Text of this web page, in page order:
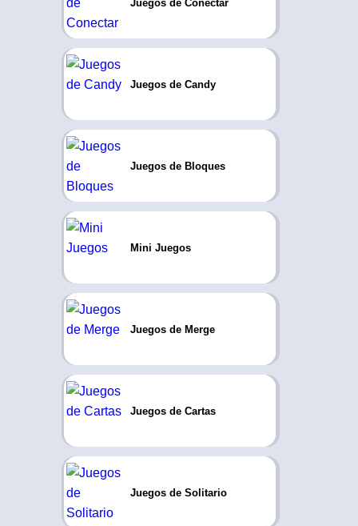
Juegos de Conectar
Juegos de Candy
Juegos de Bloques
Mini Juegos
Juegos de Merge
Juegos de Cartas
Juegos de Solitario